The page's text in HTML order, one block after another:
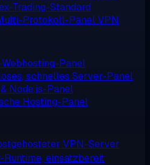
Trading-Standard
Protokoll-Panel VPN
Panel
schnelles Server-Panel
Node.js-Panel
Hosting-Panel
VPN-Server
Runtime, einsatzbereit